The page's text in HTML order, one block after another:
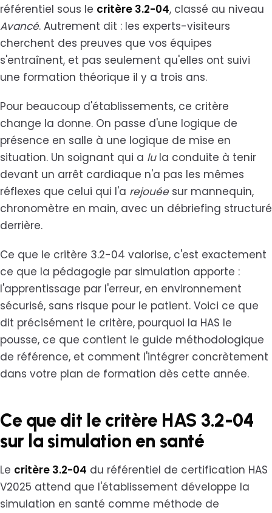
référentiel sous le critère 3.2-04, classé au niveau
Avancé. Autrement dit : les experts-visiteurs
cherchent des preuves que vos équipes
s'entraînent, et pas seulement qu'elles ont suivi
une formation théorique il y a trois ans.
Pour beaucoup d'établissements, ce critère
change la donne. On passe d'une logique de
présence en salle à une logique de mise en
situation. Un soignant qui a lula conduite à tenir
devant un arrêt cardiaque n'a pas les mêmes
réflexes que celui qui l'a rejouéesur mannequin,
chronomètre en main, avec un débriefing structuré
derrière.
Ce que le critère 3.2-04 valorise, c'est exactement
ce que la pédagogie par simulation apporte :
l'apprentissage par l'erreur, en environnement
sécurisé, sans risque pour le patient. Voici ce que
dit précisément le critère, pourquoi la HAS le
pousse, ce que contient le guide méthodologique
de référence, et comment l'intégrer concrètement
dans votre plan de formation dès cette année.
Ce que dit le critère HAS 3.2-04
sur la simulation en santé
Le critère 3.2-04 du référentiel de certification HAS
V2025 attend que l'établissement développe la
simulation en santé comme méthode de